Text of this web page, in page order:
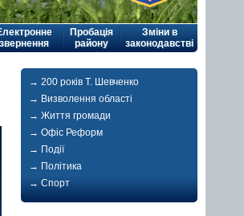
звернення
Пробація
району
Зміни в
законодавстві
→ 200 років Т. Шевченко
→ Визволення області
→ Життя громади
→ Офіс Реформ
→ Події
→ Політика
→ Спорт